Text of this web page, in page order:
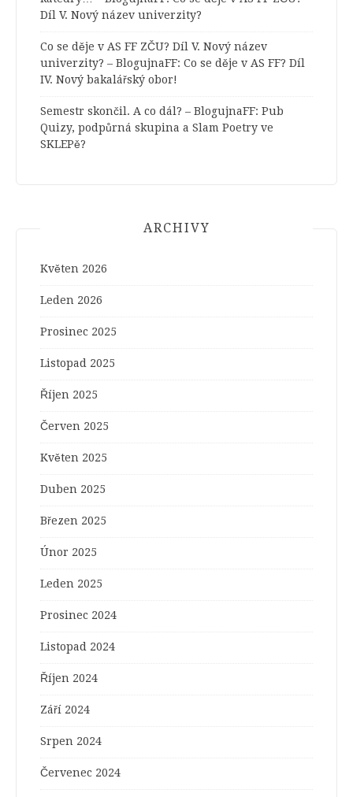
Díl V. Nový název univerzity?
Co se děje v AS FF ZČU? Díl V. Nový název
univerzity? – BlogujnaFF: Co se děje v AS FF? Díl
IV. Nový bakalářský obor!
Semestr skončil. A co dál? – BlogujnaFF: Pub
Quizy, podpůrná skupina a Slam Poetry ve
SKLEPě?
ARCHIVY
Květen 2026
Leden 2026
Prosinec 2025
Listopad 2025
Říjen 2025
Červen 2025
Květen 2025
Duben 2025
Březen 2025
Únor 2025
Leden 2025
Prosinec 2024
Listopad 2024
Říjen 2024
Září 2024
Srpen 2024
Červenec 2024